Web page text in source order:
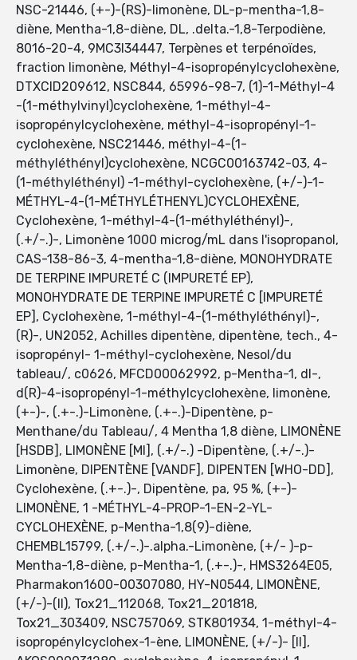
NSC-21446, (+-)-(RS)-limonène, DL-p-mentha-1,8-
diène, Mentha-1,8-diène, DL, .delta.-1,8-Terpodiène,
8016-20-4, 9MC3I34447, Terpènes et terpénoïdes,
fraction limonène, Méthyl-4-isopropénylcyclohexène,
DTXCID209612, NSC844, 65996-98-7, (1)-1-Méthyl-4
-(1-méthylvinyl)cyclohexène, 1-méthyl-4-
isopropénylcyclohexène, méthyl-4-isopropényl-1-
cyclohexène, NSC21446, méthyl-4-(1-
méthyléthényl)cyclohexène, NCGC00163742-03, 4-
(1-méthyléthényl) -1-méthyl-cyclohexène, (+/-)-1-
MÉTHYL-4-(1-MÉTHYLÉTHENYL)CYCLOHEXÈNE,
Cyclohexène, 1-méthyl-4-(1-méthyléthényl)-,
(.+/-.)-, Limonène 1000 microg/mL dans l'isopropanol,
CAS-138-86-3, 4-mentha-1,8-diène, MONOHYDRATE
DE TERPINE IMPURETÉ C (IMPURETÉ EP),
MONOHYDRATE DE TERPINE IMPURETÉ C [IMPURETÉ
EP], Cyclohexène, 1-méthyl-4-(1-méthyléthényl)-,
(R)-, UN2052, Achilles dipentène, dipentène, tech., 4-
isopropényl- 1-méthyl-cyclohexène, Nesol/du
tableau/, c0626, MFCD00062992, p-Mentha-1, dl-,
d(R)-4-isopropényl-1-méthylcyclohexène, limonène,
(+-)-, (.+-.)-Limonène, (.+-.)-Dipentène, p-
Menthane/du Tableau/, 4 Mentha 1,8 diène, LIMONÈNE
[HSDB], LIMONÈNE [MI], (.+/-.) -Dipentène, (.+/-.)-
Limonène, DIPENTÈNE [VANDF], DIPENTEN [WHO-DD],
Cyclohexène, (.+-.)-, Dipentène, pa, 95 %, (+-)-
LIMONÈNE, 1 -MÉTHYL-4-PROP-1-EN-2-YL-
CYCLOHEXÈNE, p-Mentha-1,8(9)-diène,
CHEMBL15799, (.+/-.)-.alpha.-Limonène, (+/- )-p-
Mentha-1,8-diène, p-Mentha-1, (.+-.)-, HMS3264E05,
Pharmakon1600-00307080, HY-N0544, LIMONÈNE,
(+/-)-(II), Tox21_112068, Tox21_201818,
Tox21_303409, NSC757069, STK801934, 1-méthyl-4-
isopropénylcyclohex-1-ène, LIMONÈNE, (+/-)- [II],